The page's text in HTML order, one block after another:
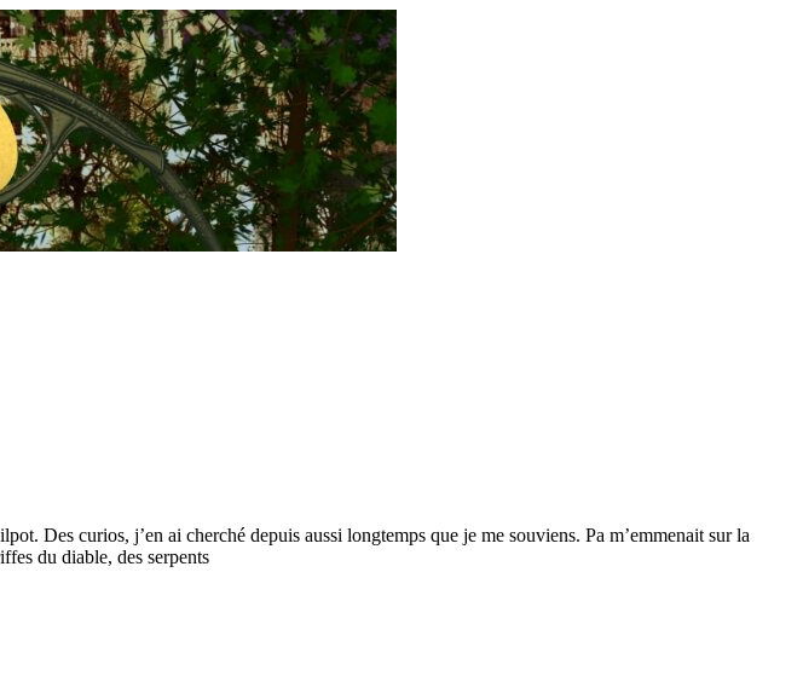
Des curios, j’en ai cherché depuis aussi longtemps que je me souviens. Pa m’emmenait sur la
du diable, des serpents